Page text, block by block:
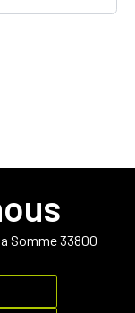
Somme33800